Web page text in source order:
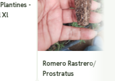
-
Romero Rastrero/
Prostratus